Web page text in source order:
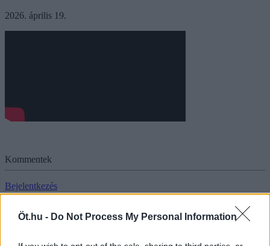
Öt.hu - Do Not Process My Personal Information
2026. április 19.
Kommentek
Bejelentkezés
További bejegyzések